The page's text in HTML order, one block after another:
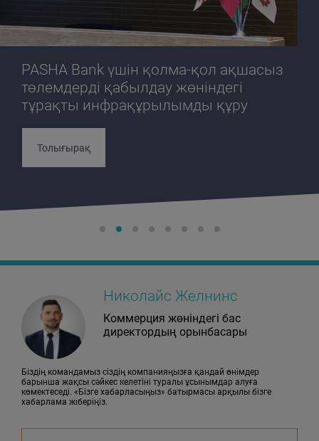
PASHA Bank үшін қолма-қол ақшасыз
төлемдерді қабылдау жөніндегі
тұрақты инфрақұрылымды құру
Толығырақ
Біздің командамыз сіздің компанияңызға қандай өнімдер
барынша жақсы сәйкес келетіні туралы ұсынымдар алуға
көмектеседі. «Бізге хабарласыңыз» батырмасы арқылы бізге
хабарлама жіберіңіз.
Николайс Желнинс
Коммерция жөніндегі бас
директордың орынбасары